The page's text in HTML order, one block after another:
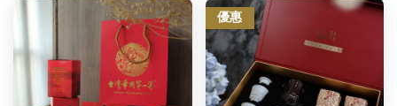
優惠